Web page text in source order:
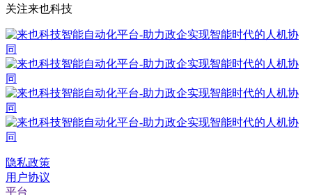
关注来也科技
隐私政策
用户协议
平台